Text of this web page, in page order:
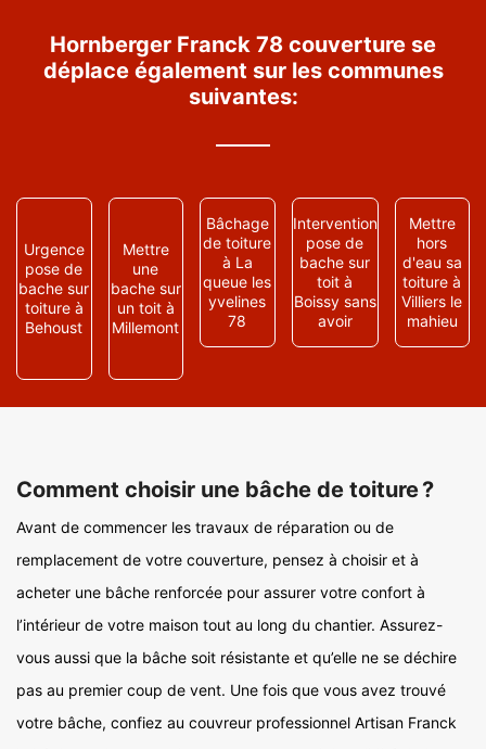
Hornberger Franck 78 couverture se
déplace également sur les communes
suivantes:
Urgence
pose de
bache sur
toiture à
Behoust
Mettre
une
bache sur
un toit à
Millemont
Bâchage
de toiture
à La
queue les
yvelines
78
Intervention
pose de
bache sur
toit à
Boissy sans
avoir
Mettre
hors
d'eau sa
toiture à
Villiers le
mahieu
Comment choisir une bâche de toiture ?
Avant de commencer les travaux de réparation ou de
remplacement de votre couverture, pensez à choisir et à
acheter une bâche renforcée pour assurer votre confort à
l’intérieur de votre maison tout au long du chantier. Assurez-
vous aussi que la bâche soit résistante et qu’elle ne se déchire
pas au premier coup de vent. Une fois que vous avez trouvé
votre bâche, confiez au couvreur professionnel Artisan Franck